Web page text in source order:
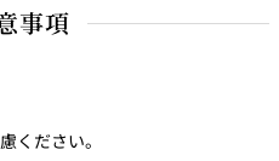
事項
ください。